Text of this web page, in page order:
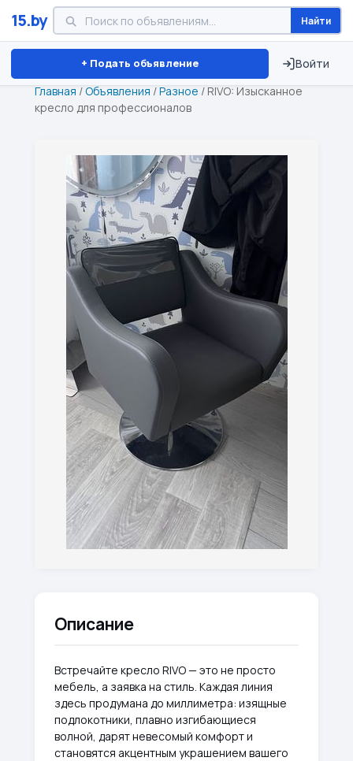
15.by Найти
+ Подать объявление Войти
Минск Витебск Брест ⏱ ТОЛЬКО 15 ДНЕЙ
Главная /Объявления /Разное / RIVO: Изысканное
кресло для профессионалов
Описание
Встречайте кресло RIVO — это не просто
мебель, а заявка на стиль. Каждая линия
здесь продумана до миллиметра: изящные
подлокотники, плавно изгибающиеся
волной, дарят невесомый комфорт и
становятся акцентным украшением вашего